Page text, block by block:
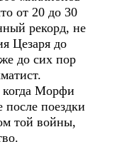
от 20 до 30
рекорд, не
Цезаря до
до сих пор
когда Морфи
после поездки
той войны,